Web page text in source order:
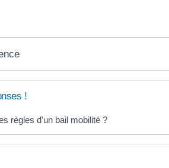
!
règles d'un bail mobilité ?